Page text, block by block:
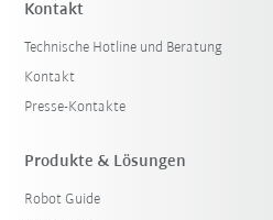
Kontakt
Technische Hotline und Beratung
Kontakt
Presse-Kontakte
Produkte & Lösungen
Robot Guide